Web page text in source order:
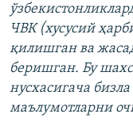
ЧВК (хусусий
қилишган ва
беришган. Бу
нусхасигача
маълумотларни